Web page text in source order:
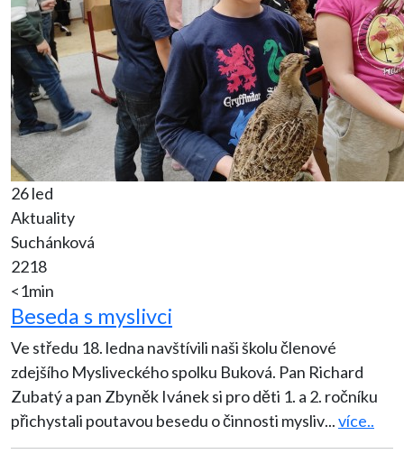
26 led
Aktuality
Suchánková
2218
<1min
Beseda s myslivci
Ve středu 18. ledna navštívili naši školu členové
zdejšího Mysliveckého spolku Buková. Pan Richard
Zubatý a pan Zbyněk Ivánek si pro děti 1. a 2. ročníku
přichystali poutavou besedu o činnosti mysliv...více..